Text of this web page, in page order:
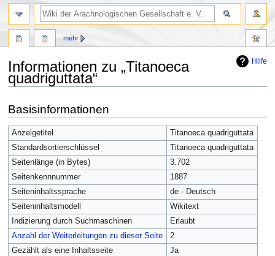
Hilfe
Informationen zu „Titanoeca
quadriguttata“
Navigation
springen
Suche
springen
Basisinformationen
Anzeigetitel
Titanoeca quadriguttata
Standardsortierschlüssel
Titanoeca quadriguttata
Seitenlänge (in Bytes)
3.702
Seitenkennnummer
1887
Seiteninhaltssprache
de - Deutsch
Seiteninhaltsmodell
Wikitext
Indizierung durch Suchmaschinen
Erlaubt
Anzahl der Weiterleitungen zu dieser Seite
2
Gezählt als eine Inhaltsseite
Ja
mehr